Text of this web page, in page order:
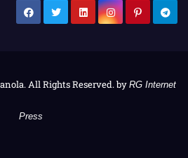
All Rights Reserved. by RG Internet
Press